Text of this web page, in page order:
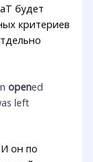
будет
критериев
opened
left
И он по